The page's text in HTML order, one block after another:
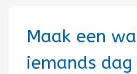
Maak een
iemands